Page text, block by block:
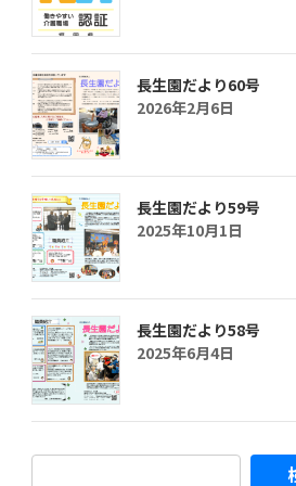
長生園だより60号
2026年2月6日
長生園だより59号
2025年10月1日
長生園だより58号
2025年6月4日